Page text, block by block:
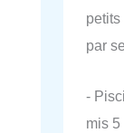
par
-
mis